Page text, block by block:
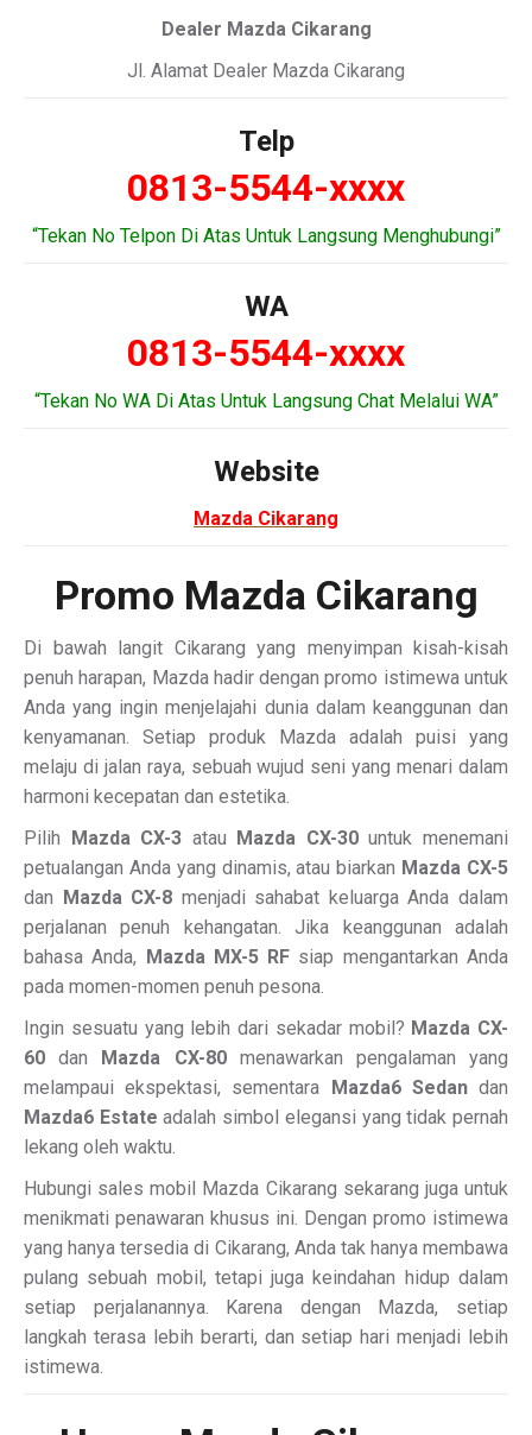
Dealer Mazda Cikarang
Jl. Alamat Dealer Mazda Cikarang
Telp
0813-5544-xxxx
“Tekan No Telpon Di Atas Untuk Langsung Menghubungi”
WA
0813-5544-xxxx
“Tekan No WA Di Atas Untuk Langsung Chat Melalui WA”
Website
Mazda Cikarang
Promo Mazda Cikarang
Di bawah langit Cikarang yang menyimpan kisah-kisah
penuh harapan, Mazda hadir dengan promo istimewa untuk
Anda yang ingin menjelajahi dunia dalam keanggunan dan
kenyamanan. Setiap produk Mazda adalah puisi yang
melaju di jalan raya, sebuah wujud seni yang menari dalam
harmoni kecepatan dan estetika.
Pilih Mazda CX-3 atau Mazda CX-30untuk menemani
petualangan Anda yang dinamis, atau biarkan Mazda CX-5
dan Mazda CX-8 menjadi sahabat keluarga Anda dalam
perjalanan penuh kehangatan. Jika keanggunan adalah
bahasa Anda, Mazda MX-5 RF siap mengantarkan Anda
pada momen-momen penuh pesona.
Ingin sesuatu yang lebih dari sekadar mobil? Mazda CX-
60 dan Mazda CX-80menawarkan pengalaman yang
melampaui ekspektasi, sementara Mazda6 Sedandan
Mazda6 Estate adalah simbol elegansi yang tidak pernah
lekang oleh waktu.
Hubungi sales mobil Mazda Cikarang sekarang juga untuk
menikmati penawaran khusus ini. Dengan promo istimewa
yang hanya tersedia di Cikarang, Anda tak hanya membawa
pulang sebuah mobil, tetapi juga keindahan hidup dalam
setiap perjalanannya. Karena dengan Mazda, setiap
langkah terasa lebih berarti, dan setiap hari menjadi lebih
istimewa.